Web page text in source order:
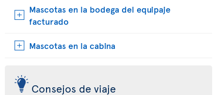
Mascotas en la bodega del equipaje
facturado
Mascotas en la cabina
Consejos de viaje